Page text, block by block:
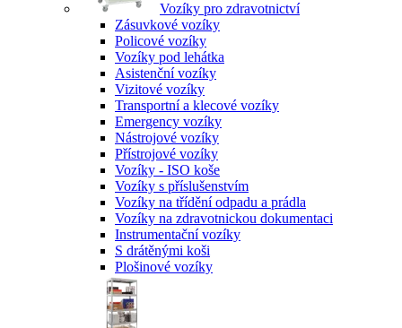
Vozíky pro zdravotnictví
Zásuvkové vozíky
Policové vozíky
Vozíky pod lehátka
Asistenční vozíky
Vizitové vozíky
Transportní a klecové vozíky
Emergency vozíky
Nástrojové vozíky
Přístrojové vozíky
Vozíky - ISO koše
Vozíky s příslušenstvím
Vozíky na třídění odpadu a prádla
Vozíky na zdravotnickou dokumentaci
Instrumentační vozíky
S drátěnými koši
Plošinové vozíky